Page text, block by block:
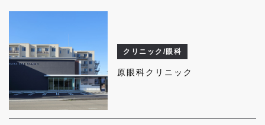
クリニック/眼科
原眼科クリニック